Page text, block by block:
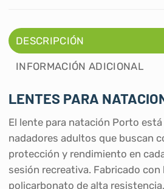
DESCRIPCIÓN
INFORMACIÓN ADICIONAL
LENTES PARA
El lente para natación Porto
nadadores adultos que buscan
protección y rendimiento en
sesión recreativa. Fabricado con
policarbonato de alta